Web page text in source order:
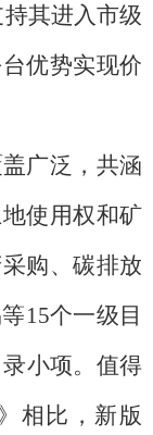
其进入市级
优势实现价
广泛，共涵
使用权和矿
购、碳排放
15个一级目
小项。值得
相比，新版